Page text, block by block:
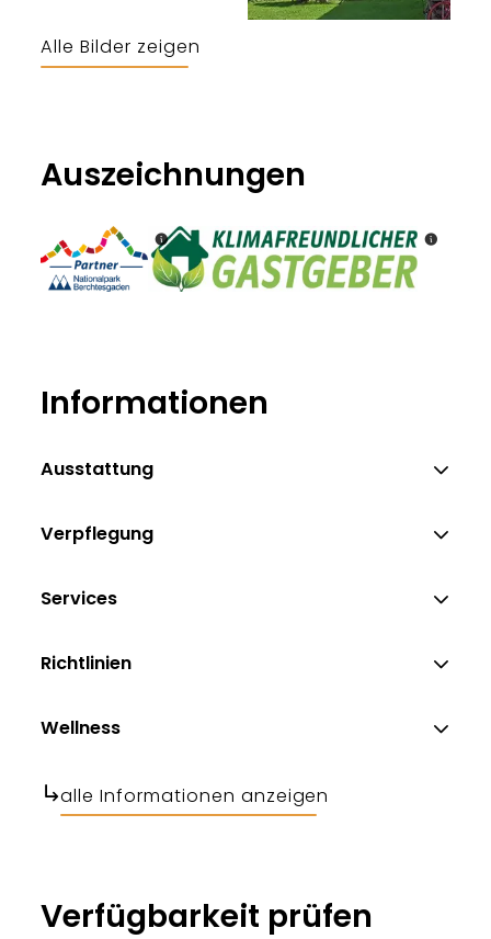
Alle Bilder zeigen
Auszeichnungen
Partner Nationalpark Berchtesgaden
Informationen
Ausstattung
Verpflegung
Services
Richtlinien
Wellness
alle Informationen anzeigen
Verfügbarkeit prüfen